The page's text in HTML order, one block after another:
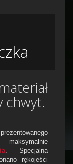
chwyt.
. Specjalna
rękojeści